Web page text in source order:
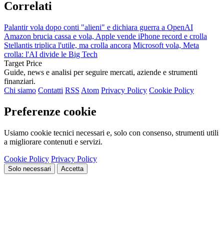
Correlati
Palantir vola dopo conti "alieni" e dichiara guerra a OpenAI
Amazon brucia cassa e vola, Apple vende iPhone record e crolla
Stellantis triplica l'utile, ma crolla ancora Microsoft vola, Meta
crolla: l'AI divide le Big Tech
Target Price
Guide, news e analisi per seguire mercati, aziende e strumenti
finanziari.
Chi siamo Contatti RSS Atom Privacy Policy Cookie Policy
Preferenze cookie
Usiamo cookie tecnici necessari e, solo con consenso, strumenti utili
a migliorare contenuti e servizi.
Cookie Policy Privacy Policy
Solo necessari Accetta